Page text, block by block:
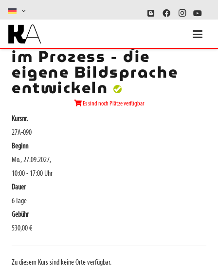
Malerei und Grafik
im Prozess - die
eigene Bildsprache
entwickeln
Es sind noch Plätze verfügbar
Kursnr.
27A-090
Beginn
Mo., 27.09.2027,
10:00 - 17:00 Uhr
Dauer
6 Tage
Gebühr
530,00 €
Zu diesem Kurs sind keine Orte verfügbar.